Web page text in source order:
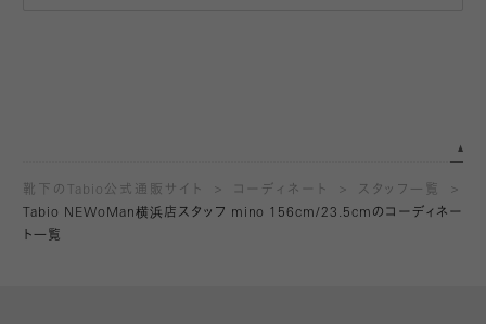
靴下のTabio公式通販サイト コーディネート
スタッフ一覧
Tabio NEWoMan横浜店スタッフ mino 156cm/23.5cmのコーディネー
ト一覧